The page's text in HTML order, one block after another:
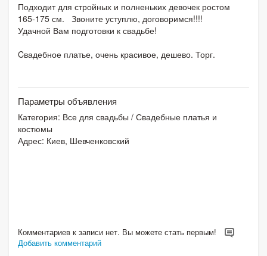
Подходит для стройных и полненьких девочек ростом
165-175 см. Звоните уступлю, договоримся!!!!
Удачной Вам подготовки к свадьбе!
Cвадебное платье, очень красивое, дешево. Торг.
Параметры объявления
Категория: Все для свадьбы / Свадебные платья и
костюмы
Адрес: Киев, Шевченковский
Комментариев к записи нет. Вы можете стать первым!
Добавить комментарий